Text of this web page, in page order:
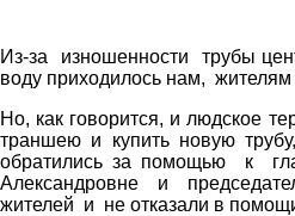
Из-за изношенности трубы
воду приходилось нам, жителям
Но, как говорится, и людское
траншею и купить новую
обратились за помощью к
Александровне и
жителей и не отказали в